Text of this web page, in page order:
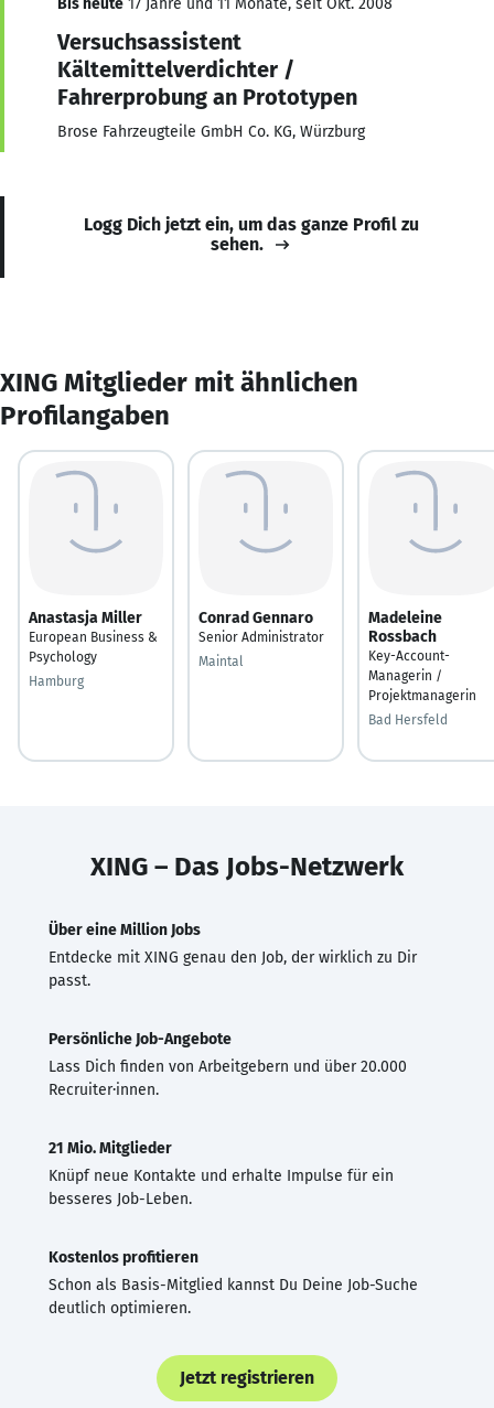
Versuchsassistent
Kältemittelverdichter /
Fahrerprobung an Prototypen
Brose Fahrzeugteile GmbH Co. KG, Würzburg
Logg Dich jetzt ein, um das ganze Profil zu
sehen.
XING Mitglieder mit ähnlichen
Profilangaben
Anastasja Miller
European Business &
Psychology
Hamburg
Conrad Gennaro
Senior Administrator
Maintal
Madeleine
Rossbach
Key-Account-
Managerin /
Projektmanagerin
Bad Hersfeld
XING – Das Jobs-Netzwerk
Über eine Million Jobs
Entdecke mit XING genau den Job, der wirklich zu Dir
passt.
Persönliche Job-Angebote
Lass Dich finden von Arbeitgebern und über 20.000
Recruiter·innen.
21 Mio. Mitglieder
Knüpf neue Kontakte und erhalte Impulse für ein
besseres Job-Leben.
Kostenlos profitieren
Schon als Basis-Mitglied kannst Du Deine Job-Suche
deutlich optimieren.
Jetzt registrieren